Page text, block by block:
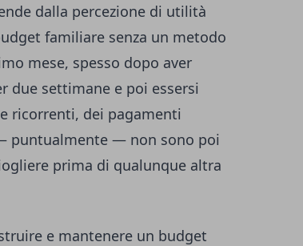
dalla percezione di utilità
familiare senza un metodo
mese, spesso dopo aver
due settimane e poi essersi
ricorrenti, dei pagamenti
puntualmente — non sono poi
prima di qualunque altra
e mantenere un budget